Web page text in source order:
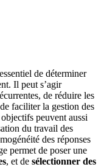
de déterminer
Il peut s’agir
de réduire les
faciliter la gestion des
peuvent aussi
du travail des
des réponses
permet de poser une
, et de sélectionner des